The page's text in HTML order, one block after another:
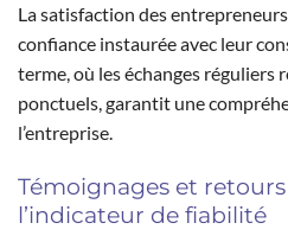
La satisfaction des
confiance instaurée avec leur
terme, où les échanges réguliers
ponctuels, garantit une
l’entreprise.
Témoignages et retours
l’indicateur de fiabilité